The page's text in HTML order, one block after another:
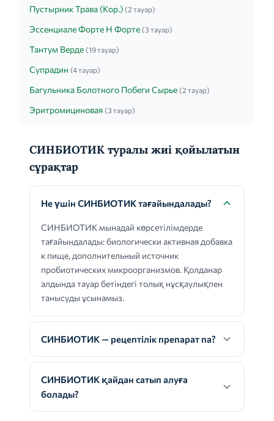
Пустырник Трава (Кор.) (2 тауар)
Эссенциале Форте Н Форте (3 тауар)
Тантум Верде (19 тауар)
Супрадин (4 тауар)
Багульника Болотного Побеги Сырье (2 тауар)
Эритромициновая (3 тауар)
СИНБИОТИК туралы жиі қойылатын
сұрақтар
Не үшін СИНБИОТИК тағайындалады?
СИНБИОТИК мынадай көрсетілімдерде
тағайындалады: биологически активная добавка
к пище, дополнительный источник
пробиотических микроорганизмов. Қолданар
алдында тауар бетіндегі толық нұсқаулықпен
танысуды ұсынамыз.
СИНБИОТИК — рецептілік препарат па?
СИНБИОТИК қайдан сатып алуға
болады?